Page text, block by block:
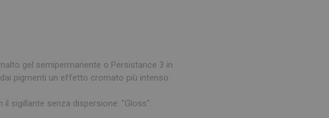
gel semipermanente o Persistance 3 in
pigmenti un effetto cromato più intenso.
sigillante senza dispersione: "Gloss".